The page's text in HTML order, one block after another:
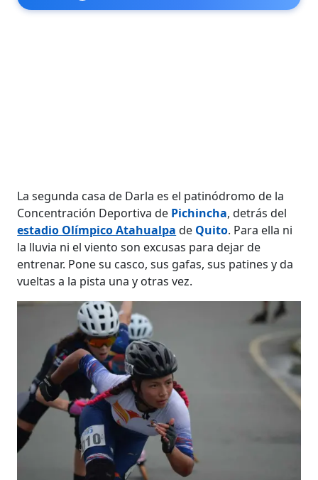
La segunda casa de Darla es el patinódromo de la
Concentración Deportiva de Pichincha, detrás del
estadio Olímpico Atahualpa de Quito. Para ella ni
la lluvia ni el viento son excusas para dejar de
entrenar. Pone su casco, sus gafas, sus patines y da
vueltas a la pista una y otras vez.